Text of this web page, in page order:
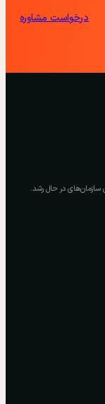
درخواست مشاوره
سازمان‌های در حال رشد.